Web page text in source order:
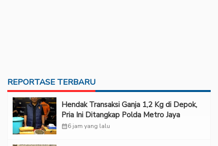
REPORTASE TERBARU
Hendak Transaksi Ganja 1,2 Kg di Depok,
Pria Ini Ditangkap Polda Metro Jaya
calendar_month6 jam yang lalu